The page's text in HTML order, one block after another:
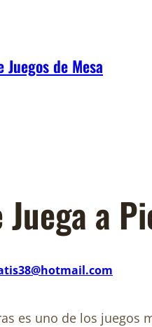
de Mesa
Juega a
es uno de los juegos